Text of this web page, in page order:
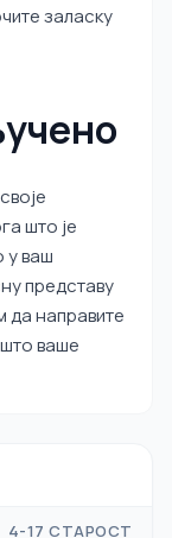
заласку
што је
у ваш
представу
да направите
ваше
4-17 СТАРОСТ